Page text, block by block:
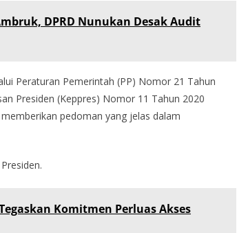
DPRD Nunukan Desak Audit
Peraturan Pemerintah (PP) Nomor 21 Tahun
Presiden (Keppres) Nomor 11 Tahun 2020
pedoman yang jelas dalam
Komitmen Perluas Akses